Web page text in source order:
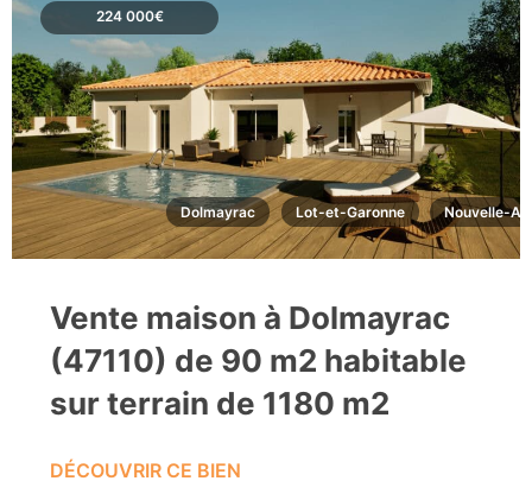
224 000€
Dolmayrac Lot-et-Garonne Nouvelle-
Vente maison à Dolmayrac
(47110) de 90 m2 habitable
sur terrain de 1180 m2
DÉCOUVRIR CE BIEN